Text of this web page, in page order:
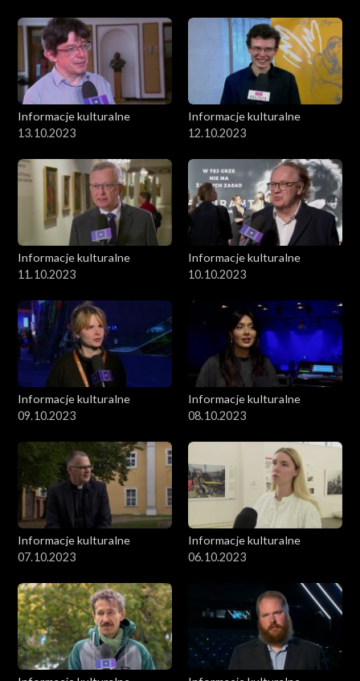
Informacje kulturalne
13.10.2023
Informacje kulturalne
12.10.2023
Informacje kulturalne
11.10.2023
Informacje kulturalne
10.10.2023
Informacje kulturalne
09.10.2023
Informacje kulturalne
08.10.2023
Informacje kulturalne
07.10.2023
Informacje kulturalne
06.10.2023